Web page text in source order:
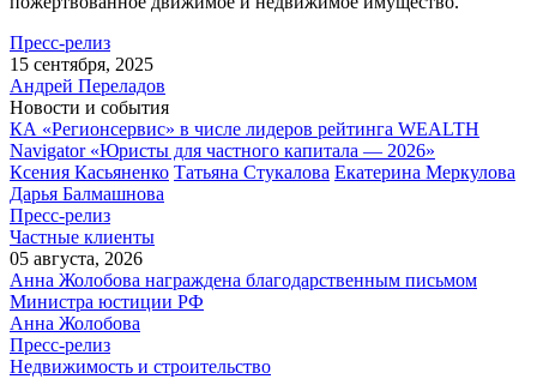
Пресс-релиз
15 сентября, 2025
Андрей Переладов
Новости и события
КА «Регионсервис» в числе лидеров рейтинга WEALTH
Navigator «Юристы для частного капитала — 2026»
Ксения Касьяненко Татьяна Стукалова Екатерина Меркулова
Дарья Балмашнова
Пресс-релиз
Частные клиенты
05 августа, 2026
Анна Жолобова награждена благодарственным письмом
Министра юстиции РФ
Анна Жолобова
Пресс-релиз
Недвижимость и строительство